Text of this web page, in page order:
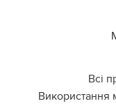
Всі
Використання